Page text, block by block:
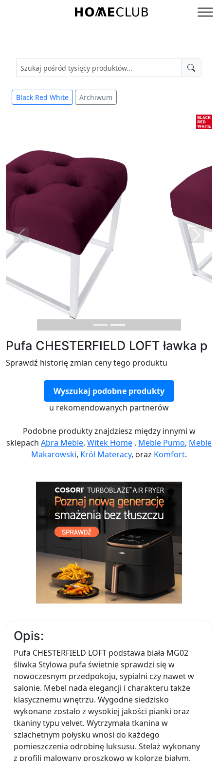
Homeclub
Black Red White Archiwum
Previous Next
Pufa CHESTERFIELD LOFT ławka p
Sprawdź historię zmian ceny tego produktu
Wyszukaj podobne produkty
u rekomendowanych partnerów
Podobne produkty znajdziesz między innymi w
sklepach Abra Meble, Witek Home , Meble Pumo, Meble
Makarowski, Król Materacy, oraz Komfort.
Opis:
Pufa CHESTERFIELD LOFT podstawa biała MG02
śliwka Stylowa pufa świetnie sprawdzi się w
nowoczesnym przedpokoju, sypialni czy nawet w
salonie. Mebel nada elegancji i charakteru także
klasycznemu wnętrzu. Wygodne siedzisko
wykonane zostało z wysokiej jakości pianki oraz
tkaniny typu velvet. Wytrzymała tkanina w
szlachetnym połysku wnosi do każdego
pomieszczenia odrobinę luksusu. Stelaż wykonany
z profili malowany proszkowo w kolorze białym.